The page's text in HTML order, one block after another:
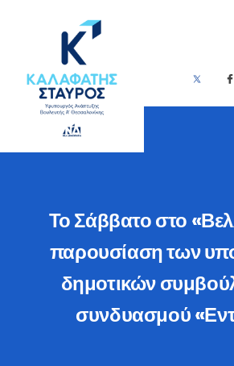
Το Σάββατο στο
παρουσίαση των
δημοτικών
συνδυασμού